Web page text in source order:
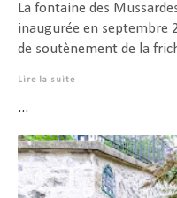
La fontaine des
inaugurée en septembre
de soutènement de la
Lire la suite
...